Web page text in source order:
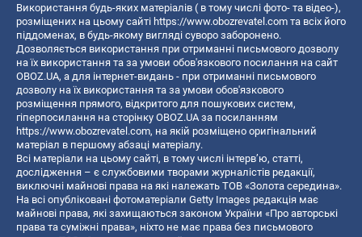
Використання будь-яких матеріалів ( в тому числі фото- та відео-),
розміщених на цьому сайті https://www.obozrevatel.com та всіх його
піддоменах, в будь-якому вигляді суворо заборонено.
Дозволяється використання при отриманні письмового дозволу
на їх використання та за умови обов'язкового посилання на сайт
OBOZ.UA, а для інтернет-видань - при отриманні письмового
дозволу на їх використання та за умови обов'язкового
розміщення прямого, відкритого для пошукових систем,
гіперпосилання на сторінку OBOZ.UA за посиланням
https://www.obozrevatel.com, на якій розміщено оригінальний
матеріал в першому абзаці матеріалу.
Всі матеріали на цьому сайті, в тому числі інтерв’ю, статті,
дослідження – є службовими творами журналістів редакції,
виключні майнові права на які належать ТОВ «Золота середина».
На всі опубліковані фотоматеріали Getty Images редакція має
майнові права, які захищаються законом України «Про авторські
права та суміжні права», ніхто не має права без письмового